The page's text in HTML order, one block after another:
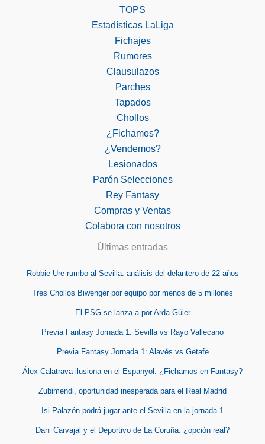
TOPS
Estadísticas LaLiga
Fichajes
Rumores
Clausulazos
Parches
Tapados
Chollos
¿Fichamos?
¿Vendemos?
Lesionados
Parón Selecciones
Rey Fantasy
Compras y Ventas
Colabora con nosotros
Últimas entradas
Robbie Ure rumbo al Sevilla: análisis del delantero de 22 años
Tres Chollos Biwenger por equipo por menos de 5 millones
El PSG se lanza a por Arda Güler
Previa Fantasy Jornada 1: Sevilla vs Rayo Vallecano
Previa Fantasy Jornada 1: Alavés vs Getafe
Álex Calatrava ilusiona en el Espanyol: ¿Fichamos en Fantasy?
Zubimendi, oportunidad inesperada para el Real Madrid
Isi Palazón podrá jugar ante el Sevilla en la jornada 1
Dani Carvajal y el Deportivo de La Coruña: ¿opción real?